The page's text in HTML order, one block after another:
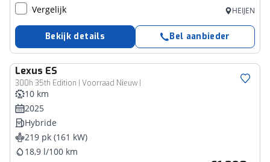
Vergelijk HEIJEN
Bekijk details Bel aanbieder
Lexus ES
300h 35th Edition | Voorraad Nieuw |
10 km
2025
Hybride
219 pk (161 kW)
18,9 l/100 km